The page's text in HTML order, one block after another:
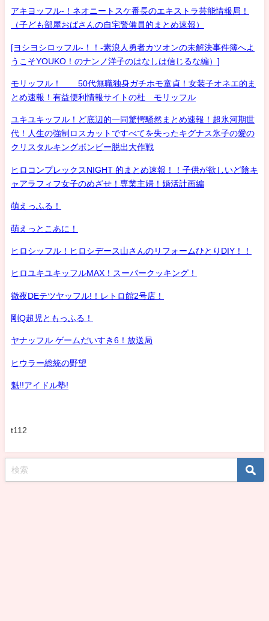
アキヨッフル-！ネオニートスケ番長のエキストラ芸能情報局！
（子ども部屋おばさんの自宅警備員的まとめ速報）
[ヨシヨシロッフル-！！-素浪人勇者カツオンの未解決事件簿へよ
うこそYOUKO！のナンノ洋子のはなしは信じるな編）]
モリッフル！ 50代無職独身ガチホモ童貞！女装子オネエ的ま
とめ速報！有益便利情報サイトの杜 モリッフル
ユキユキッフル！ど底辺的一同驚愕騒然まとめ速報！超氷河期世
代！人生の強制ロスカットですべてを失ったキグナス氷子の愛の
クリスタルキングボンビー脱出大作戦
ヒロコンプレックスNIGHT 的まとめ速報！！子供が欲しいど陰キ
ャアラフィフ女子のめざせ！専業主婦！婚活計画編
萌えっふる！
萌えっとこあに！
ヒロシッフル！ヒロシデース山さんのリフォームひとりDIY！！
ヒロユキユキッフルMAX！スーパークッキング！
徹夜DEテツヤッフル!！レトロ館2号店！
剛Q超児ともっふる！
ヤナッフル ゲームだいすき6！放送局
ヒウラー総統の野望
魁!!アイドル塾!
t112